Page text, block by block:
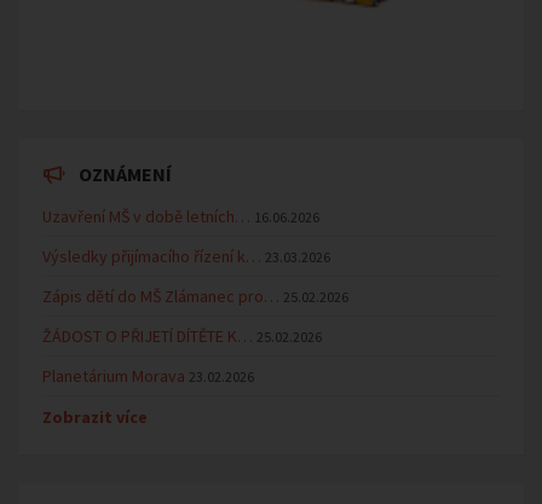
OZNÁMENÍ
Uzavření MŠ v době letních… 16.06.2026
Výsledky přijímacího řízení k… 23.03.2026
Zápis dětí do MŠ Zlámanec pro… 25.02.2026
ŽÁDOST O PŘIJETÍ DÍTĚTE K… 25.02.2026
Planetárium Morava 23.02.2026
Zobrazit více